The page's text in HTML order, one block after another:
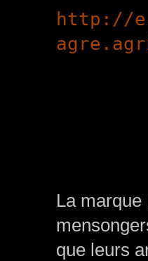
http://
La
que leurs